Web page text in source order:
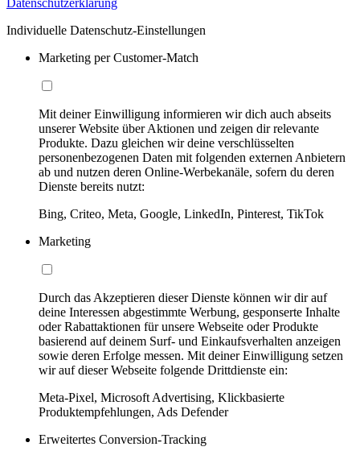
Datenschutzerklärung
Individuelle Datenschutz-Einstellungen
Marketing per Customer-Match
Mit deiner Einwilligung informieren wir dich auch abseits
unserer Website über Aktionen und zeigen dir relevante
Produkte. Dazu gleichen wir deine verschlüsselten
personenbezogenen Daten mit folgenden externen Anbietern
ab und nutzen deren Online-Werbekanäle, sofern du deren
Dienste bereits nutzt:
Bing, Criteo, Meta, Google, LinkedIn, Pinterest, TikTok
Marketing
Durch das Akzeptieren dieser Dienste können wir dir auf
deine Interessen abgestimmte Werbung, gesponserte Inhalte
oder Rabattaktionen für unsere Webseite oder Produkte
basierend auf deinem Surf- und Einkaufsverhalten anzeigen
sowie deren Erfolge messen. Mit deiner Einwilligung setzen
wir auf dieser Webseite folgende Drittdienste ein:
Meta-Pixel, Microsoft Advertising, Klickbasierte
Produktempfehlungen, Ads Defender
Erweitertes Conversion-Tracking